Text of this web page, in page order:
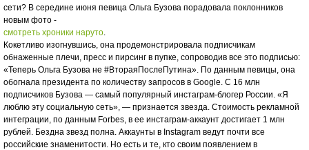
сети? В середине июня певица Ольга Бузова порадовала поклонников
новым фото -
смотреть хроники наруто.
Кокетливо изогнувшись, она продемонстрировала подписчикам
обнаженные плечи, пресс и пирсинг в пупке, сопроводив все это подписью:
«Теперь Ольга Бузова не #ВтораяПослеПутина». По данным певицы, она
обогнала президента по количеству запросов в Google. С 16 млн
подписчиков Бузова — самый популярный инстаграм-блогер России. «Я
люблю эту социальную сеть», — признается звезда. Стоимость рекламной
интеграции, по данным Forbes, в ее инстаграм-аккаунт достигает 1 млн
рублей. Бездна звезд полна. Аккаунты в Instagram ведут почти все
российские знаменитости. Но есть и те, кто своим появлением в